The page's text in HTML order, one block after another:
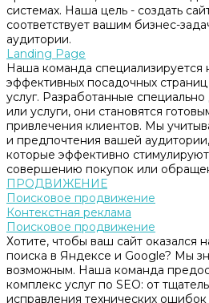
системах. Наша цель - создать
соответствует вашим бизнес-
аудитории.
Landing Page
Наша команда специализируется
эффективных посадочных
услуг. Разработанные
или услуги, они становятся
привлечения клиентов. Мы
и предпочтения вашей
которые эффективно
совершению покупок или
ПРОДВИЖЕНИЕ
Поисковое продвижение
Контекстная реклама
Поисковое продвижение
Хотите, чтобы ваш сайт оказался
поиска в Яндексе и Google? Мы
возможным. Наша команда
комплекс услуг по SEO: от
исправления технических